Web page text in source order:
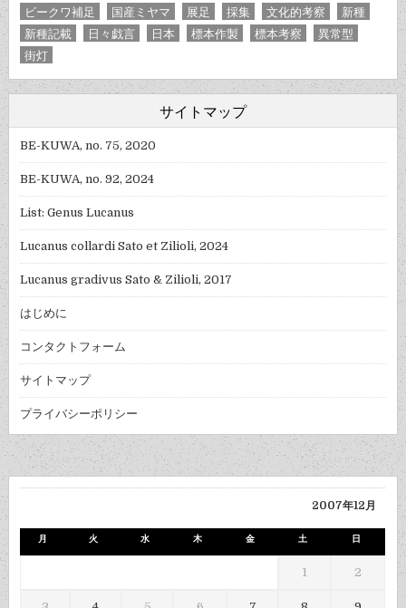
ビークワ補足
国産ミヤマ 展足 採集 文化的考察
新種
新種記載
日々戯言 日本 標本作製 標本考察
異常型
街灯
サイトマップ
BE-KUWA, no. 75, 2020
BE-KUWA, no. 92, 2024
List: Genus Lucanus
Lucanus collardi Sato et Zilioli, 2024
Lucanus gradivus Sato & Zilioli, 2017
はじめに
コンタクトフォーム
サイトマップ
プライバシーポリシー
2007年12月
月 火 水 木 金 土 日
1 2